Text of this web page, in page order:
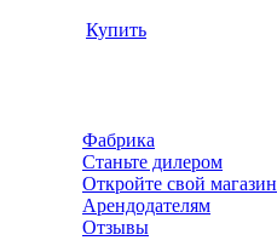
Купить
Фабрика
Станьте дилером
Откройте свой магазин
Арендодателям
Отзывы